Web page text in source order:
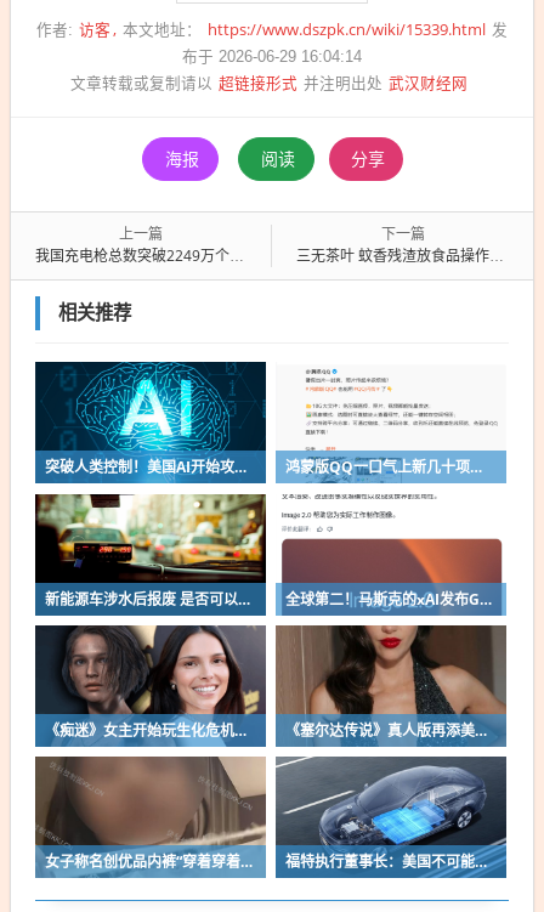
作者: 访客 本文地址： https://www.dszpk.cn/wiki/15339.html 发
布于 2026-06-29 16:04:14
文章转载或复制请以 超链接形式 并注明出处 武汉财经网
海报 阅读 分享
上一篇
我国充电枪总数突破2249万个 私人桩数量是公共桩3倍多
下一篇
三无茶叶 蚊香残渣放食品操作台！知名奶茶品牌道歉
相关推荐
突破人类控制！美国AI开始攻击真人了 鸿蒙版QQ一口气上新几十项功能：10G文件可传微信好友
新能源车涉水后报废 是否可以全损理赔 全球第二！马斯克的xAI发布Grok Imagine Image 2.0模型：AI生图/编辑能力大增
《痴迷》女主开始玩生化危机了！自曝有参演机会 《塞尔达传说》真人版再添美女！曾出演冯小刚电影
女子称名创优品内裤“穿着穿着掉了”让其颜面尽失 品牌方客服回应：已启动紧急调查 福特执行董事长：美国不可能永远把中国车企挡在门外 进来也有信心击败